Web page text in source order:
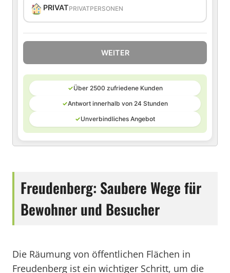
PRIVATPRIVATPERSONEN
WEITER
✓Über 2500 zufriedene Kunden
✓Antwort innerhalb von 24 Stunden
✓Unverbindliches Angebot
Freudenberg: Saubere Wege für
Bewohner und Besucher
Die Räumung von öffentlichen Flächen in
Freudenberg ist ein wichtiger Schritt, um die